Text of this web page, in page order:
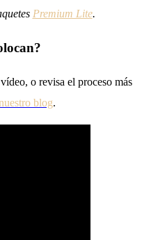
Premium Lite.
o revisa el proceso más
blog.